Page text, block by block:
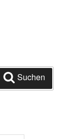
Suchen